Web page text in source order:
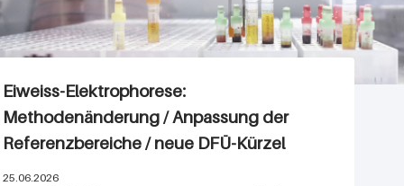
Eiweiss-Elektrophorese:
Methodenänderung / Anpassung der
Referenzbereiche / neue DFÜ-Kürzel
25.06.2026